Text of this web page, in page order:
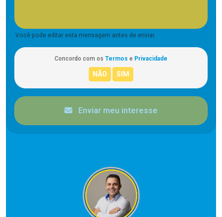
Você pode editar esta mensagem antes de enviar.
Concordo com os Termos e Privacidade
Enviar meu interesse